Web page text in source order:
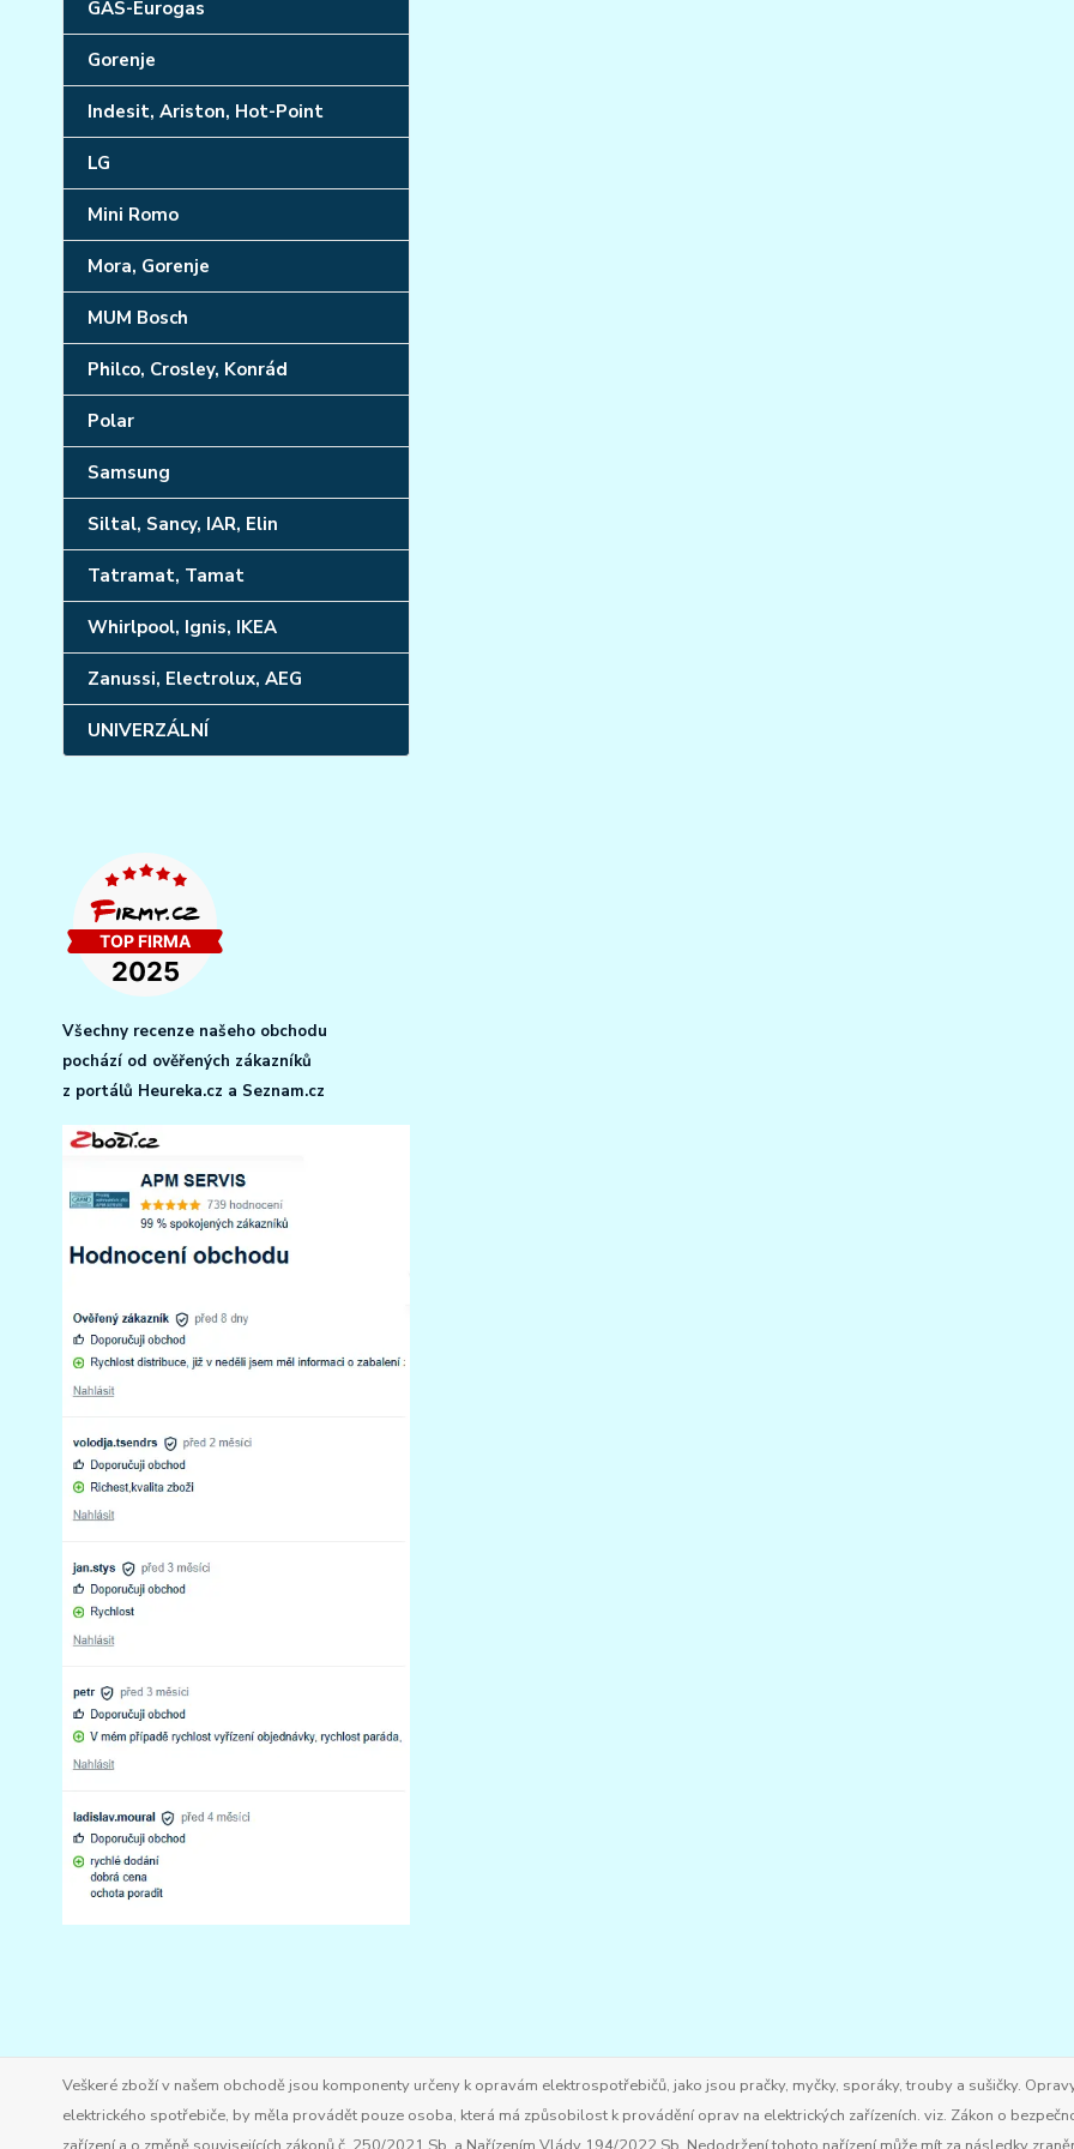
GAS-Eurogas
Gorenje
Indesit, Ariston, Hot-Point
LG
Mini Romo
Mora, Gorenje
MUM Bosch
Philco, Crosley, Konrád
Polar
Samsung
Siltal, Sancy, IAR, Elin
Tatramat, Tamat
Whirlpool, Ignis, IKEA
Zanussi, Electrolux, AEG
UNIVERZÁLNÍ
Všechny recenze našeho obchodu
pochází od ověřených zákazníků
z portálů Heureka.cz a Seznam.cz
Veškeré zboží v našem obchodě jsou komponenty určeny k opravám elektrospotřebičů, jako jsou pračky, myčky, sporáky, trouby a sušičky.
elektrického spotřebiče, by měla provádět pouze osoba, která má způsobilost k provádění oprav na elektrických zařízeních. viz. Zákon o